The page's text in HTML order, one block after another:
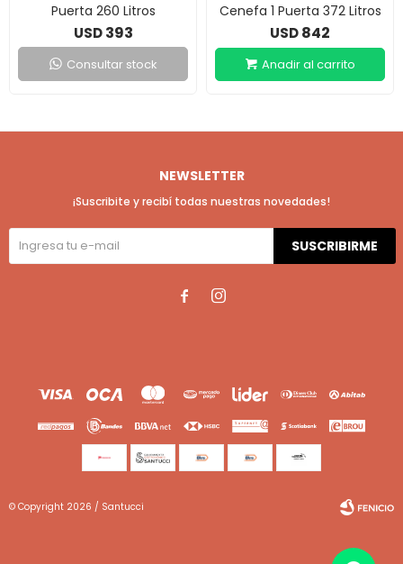
Puerta 260 Litros
USD 393
Consultar stock
Cenefa 1 Puerta 372 Litros
USD842
NEWSLETTER
¡Suscribite y recibí todas nuestras novedades!
SUSCRIBIRME
 
© Copyright 2026 / Santucci